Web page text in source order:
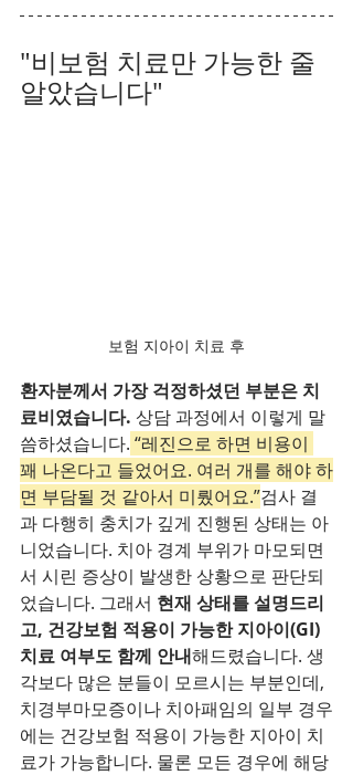
"비보험 치료만 가능한 줄
알았습니다"
보험 지아이 치료 후
환자분께서 가장 걱정하셨던 부분은 치
료비였습니다. 상담 과정에서 이렇게 말
씀하셨습니다. “레진으로 하면 비용이
꽤 나온다고 들었어요. 여러 개를 해야 하
면 부담될 것 같아서 미뤘어요.”검사 결
과 다행히 충치가 깊게 진행된 상태는 아
니었습니다. 치아 경계 부위가 마모되면
서 시린 증상이 발생한 상황으로 판단되
었습니다. 그래서 현재 상태를 설명드리
고, 건강보험 적용이 가능한 지아이(GI)
치료 여부도 함께 안내해드렸습니다. 생
각보다 많은 분들이 모르시는 부분인데,
치경부마모증이나 치아패임의 일부 경우
에는 건강보험 적용이 가능한 지아이 치
료가 가능합니다. 물론 모든 경우에 해당